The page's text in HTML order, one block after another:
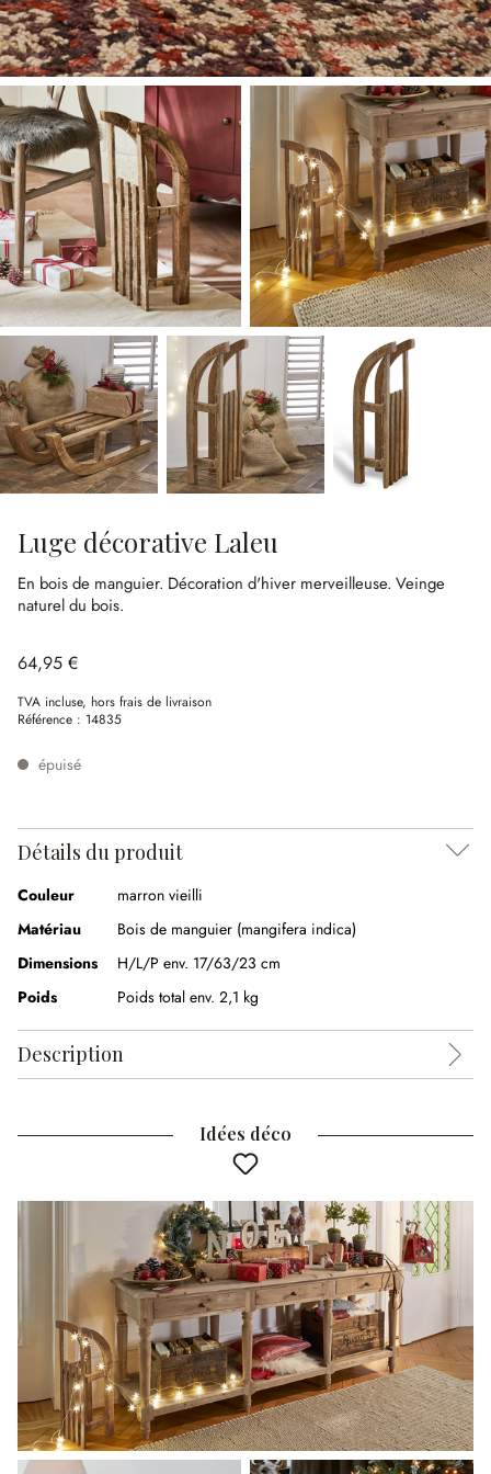
Luge décorative Laleu
En bois de manguier. Décoration d'hiver merveilleuse. Veinge
naturel du bois.
64,95 €
TVA incluse, hors frais de livraison
Référence : 14835
épuisé
Détails du produit
Couleur
marron vieilli
Matériau
Bois de manguier (mangifera indica)
Dimensions
H/L/P env. 17/63/23 cm
Poids
Poids total env. 2,1 kg
Description
Idées déco